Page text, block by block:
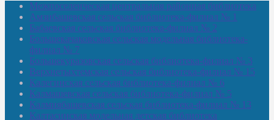
Межпоселенческая центральная районная библиотека
Амзибашевская сельская библиотека-филиал № 1
Бабаевская сельская библиотека-филиал № 2
Большекачаковская сельская модельная библиотека-
филиал № 7
Большекуразовская сельская библиотека-филиал № 3
Верхнетыхтемская сельская библиотека-филиал № 15
Калегинская сельская библиотека-филиал № 6
Калмашевская сельская библиотека-филиал № 5
Калмиябашевская сельская библиотека-филиал № 13
Калтасинская модельная детская библиотека